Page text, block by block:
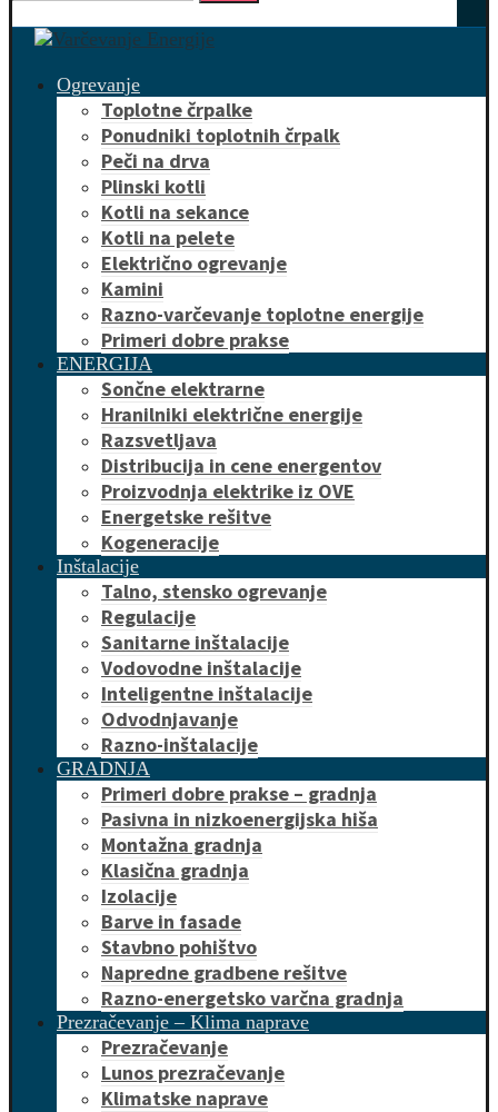
Ogrevanje
Toplotne črpalke
Ponudniki toplotnih črpalk
Peči na drva
Plinski kotli
Kotli na sekance
Kotli na pelete
Električno ogrevanje
Kamini
Razno-varčevanje toplotne energije
Primeri dobre prakse
ENERGIJA
Sončne elektrarne
Hranilniki električne energije
Razsvetljava
Distribucija in cene energentov
Proizvodnja elektrike iz OVE
Energetske rešitve
Kogeneracije
Inštalacije
Talno, stensko ogrevanje
Regulacije
Sanitarne inštalacije
Vodovodne inštalacije
Inteligentne inštalacije
Odvodnjavanje
Razno-inštalacije
GRADNJA
Primeri dobre prakse – gradnja
Pasivna in nizkoenergijska hiša
Montažna gradnja
Klasična gradnja
Izolacije
Barve in fasade
Stavbno pohištvo
Napredne gradbene rešitve
Razno-energetsko varčna gradnja
Prezračevanje – Klima naprave
Prezračevanje
Lunos prezračevanje
Klimatske naprave